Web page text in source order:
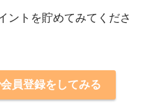
ントを貯めてみてくださ
員登録をしてみる